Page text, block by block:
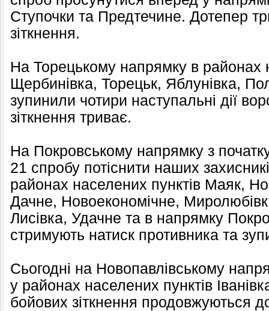
Ступочки та Предтечине. Дотепер
зіткнення.
На Торецькому напрямку в районах
Щербинівка, Торецьк, Яблунівка,
зупинили чотири наступальні дії
зіткнення триває.
На Покровському напрямку з
21 спробу потіснити наших
районах населених пунктів Маяк,
Дачне, Новоекономічне,
Лисівка, Удачне та в напрямку
стримують натиск противника та
Сьогодні на Новопавлівському
у районах населених пунктів
бойових зіткнення продовжуються